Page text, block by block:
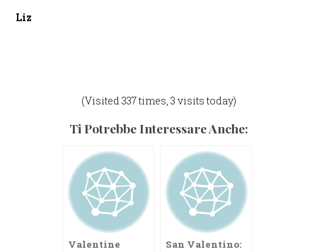
Liz
(Visited 337 times, 3 visits today)
Ti Potrebbe Interessare Anche:
Valentine
San Valentino: